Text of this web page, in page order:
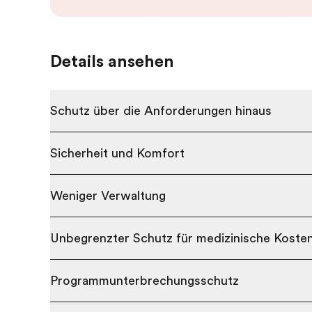
Details ansehen
Schutz über die Anforderungen hinaus
Sicherheit und Komfort
Weniger Verwaltung
Unbegrenzter Schutz für medizinische
Programmunterbrechungsschutz